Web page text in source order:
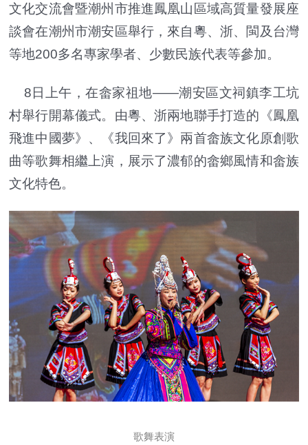
文化交流會暨潮州市推進鳳凰山區域高質量發展座
談會在潮州市潮安區舉行，來自粵、浙、閩及台灣
等地200多名專家學者、少數民族代表等參加。
8日上午，在畲家祖地——潮安區文祠鎮李工坑
村舉行開幕儀式。由粵、浙兩地聯手打造的《鳳凰
飛進中國夢》、《我回來了》兩首畲族文化原創歌
曲等歌舞相繼上演，展示了濃郁的畲鄉風情和畲族
文化特色。
歌舞表演